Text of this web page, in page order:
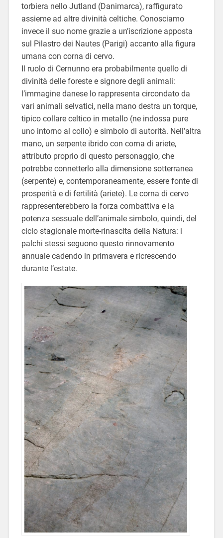
torbiera nello Jutland (Danimarca), raffigurato
assieme ad altre divinità celtiche. Conosciamo
invece il suo nome grazie a un’iscrizione apposta
sul Pilastro dei Nautes (Parigi) accanto alla figura
umana con corna di cervo.
Il ruolo di Cernunno era probabilmente quello di
divinità delle foreste e signore degli animali:
l’immagine danese lo rappresenta circondato da
vari animali selvatici, nella mano destra un torque,
tipico collare celtico in metallo (ne indossa pure
uno intorno al collo) e simbolo di autorità. Nell’altra
mano, un serpente ibrido con corna di ariete,
attributo proprio di questo personaggio, che
potrebbe connetterlo alla dimensione sotterranea
(serpente) e, contemporaneamente, essere fonte di
prosperità e di fertilità (ariete). Le corna di cervo
rappresenterebbero la forza combattiva e la
potenza sessuale dell’animale simbolo, quindi, del
ciclo stagionale morte-rinascita della Natura: i
palchi stessi seguono questo rinnovamento
annuale cadendo in primavera e ricrescendo
durante l’estate.